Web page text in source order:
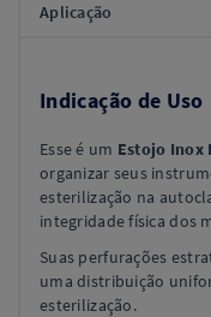
Aplicação
Indicação de Uso
Esse é um Estojo Inox
organizar seus
esterilização na
integridade física dos
Suas perfurações
uma distribuição
esterilização.